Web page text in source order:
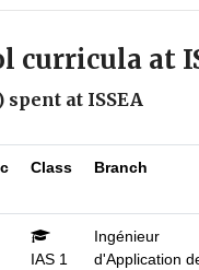
curricula at
spent at ISSEA
Class Branch
IAS 1
Ingénieur
d'Application